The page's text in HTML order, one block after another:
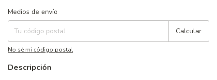
Entregas para el CP:
Medios de envío
Calcular
No sé mi código postal
Descripción